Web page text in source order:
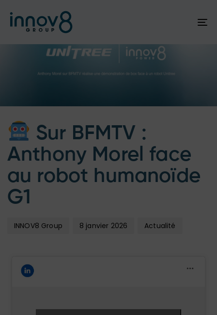
Sur BFMTV :
Anthony Morel face
au robot humanoïde
G1
INNOV8 Group
on:
8 janvier 2026 Actualité